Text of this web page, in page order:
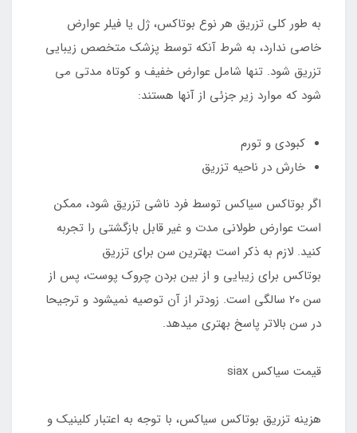
به طور کلی تزریق هر نوع بوتاکس، ژل یا فیلر عوارض
خاصی ندارد، به شرط آنکه توسط پزشک متخصص زیبایی
تزریق شود. تنها شامل عوارض خفیف و کوتاه مدتی می
شود که موارد زیر جزئی از آنها هستند:
کبودی و تورم
خارش در ناحیه تزریق
اگر بوتاکس سیاکس توسط فرد ناشی تزریق شود، ممکن
است عوارض طولانی مدت و غیر قابل بازگشتی را تجربه
کنید. لازم به ذکر است بهترین سن برای تزریق
بوتاکس برای زیبایی و از بین بردن چروک پوست، پس از
سن 20 سالگی است. زودتر از آن توصیه نمیشود و ترجیحا
در سن بالاتر پاسخ بهتری میدهد.
قیمت سیاکس siax
هزینه تزریق بوتاکس سیاکس، با توجه به اعتبار کلینیک و